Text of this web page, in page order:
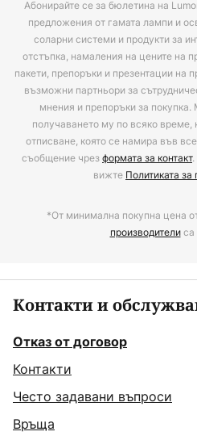
Абонирайте се за бюлетина на
предложения от гамата лампи и
соларни системи и продукти за
отстъпка, намаления на цените на
пакети, препоръки и презентации на
възможни партньори за
мнения и препоръки за
получаването му по всяко време,
отписване, която се намира във
съобщение чрезформата за контакт
вижте Политиката за
*От минимална покупна цена
производителиса
Контакти и
Отказ от договор
Контакти
Често задавани въпроси
Връща